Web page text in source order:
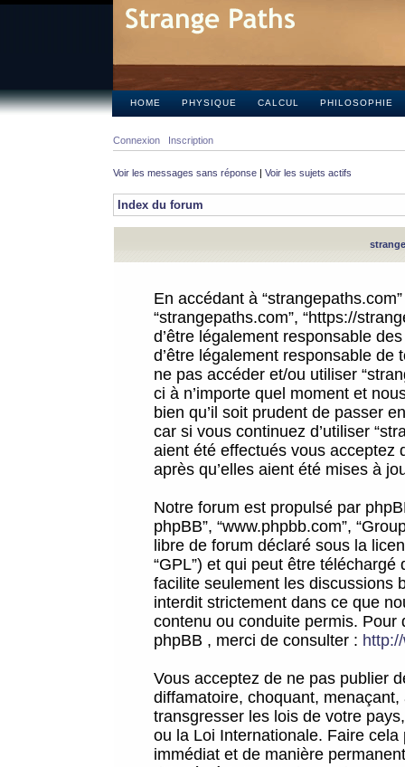
HOME PHYSIQUE CALCUL PHILOSOPHIE
Connexion Inscription
Voir les messages sans réponse | Voir les sujets actifs
Index du forum
En accédant à
“strangepaths.com”, “https://
d’être légalement responsable
d’être légalement responsable
ne pas accéder et/ou utiliser
ci à n’importe quel moment et
bien qu’il soit prudent de passer
car si vous continuez d’utiliser
aient été effectués vous acceptez
après qu’elles aient été mises à
Notre forum est propulsé par
phpBB”, “www.phpbb.com”,
libre de forum déclaré sous la
“GPL”) et qui peut être téléchargé
facilite seulement les discussions
interdit strictement dans ce que
contenu ou conduite permis.
phpBB , merci de consulter :
Vous acceptez de ne pas publier
diffamatoire, choquant,
transgresser les lois de votre
ou la Loi Internationale. Faire
immédiat et de manière